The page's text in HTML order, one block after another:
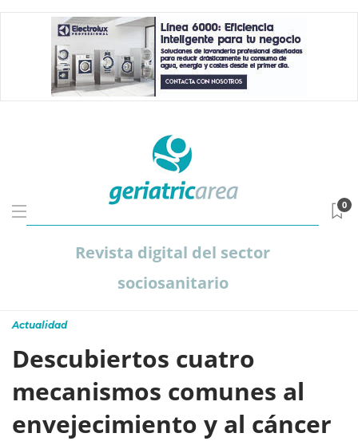
Revista digital del sector
sociosanitario
0
Actualidad
Descubiertos cuatro
mecanismos comunes al
envejecimiento y al cáncer